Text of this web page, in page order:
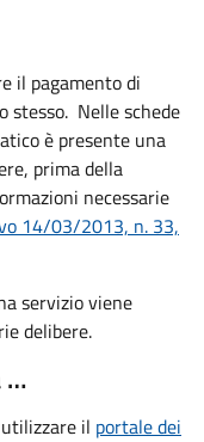
il pagamento di
stesso. Nelle schede
è presente una
prima della
necessarie
14/03/2013, n. 33,
servizio viene
delibere.
…
il portale dei